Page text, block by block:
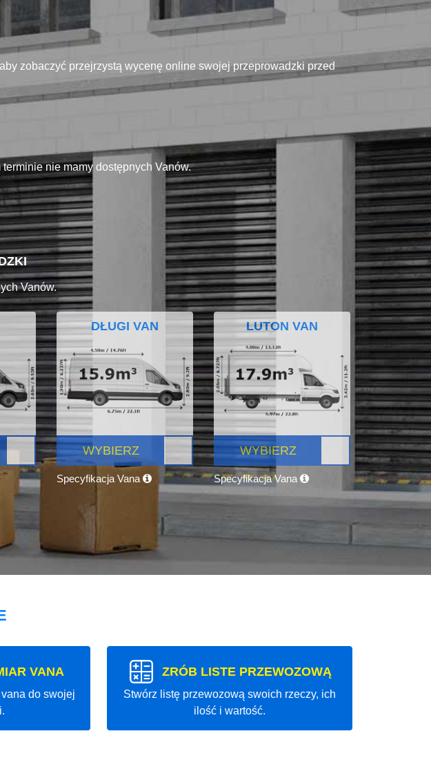
zobaczyć przejrzystą wycenę online swojej przeprowadzki przed
nie mamy dostępnych Vanów.
Vanów.
DŁUGI VAN
WYBIERZ
Specyfikacja Vana
LUTON VAN
WYBIERZ
Specyfikacja Vana
VANA
do swojej
ZRÓB LISTE PRZEWOZOWĄ
Stwórz listę przewozową swoich rzeczy, ich
ilość i wartość.